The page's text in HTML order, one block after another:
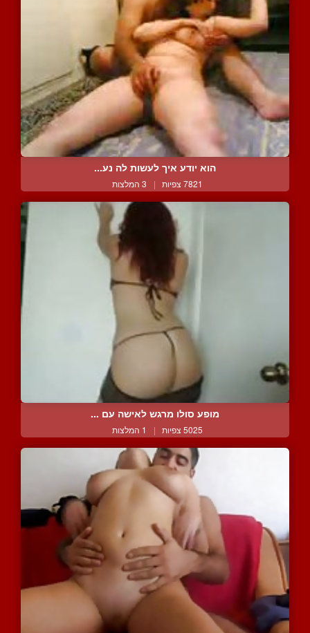
הוא יודע איך לעשות לה נע...
7821 צפיות | 3 המלצות
מופע סולו מרגש לאישה עם ...
5025 צפיות | 1 המלצות